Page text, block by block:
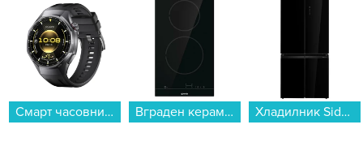
Смарт часовник Huawei WATCH GT 6 PRO BLACK 46mm Atum-B29F 55020FTU , 1.47... Вграден керамичен плот Gorenje ECT321BSC , Електрически... Хладилник Side-by-Side Toshiba GR-RF677WI-PGJ(22) , 515 l, E , No Frost , Черен...